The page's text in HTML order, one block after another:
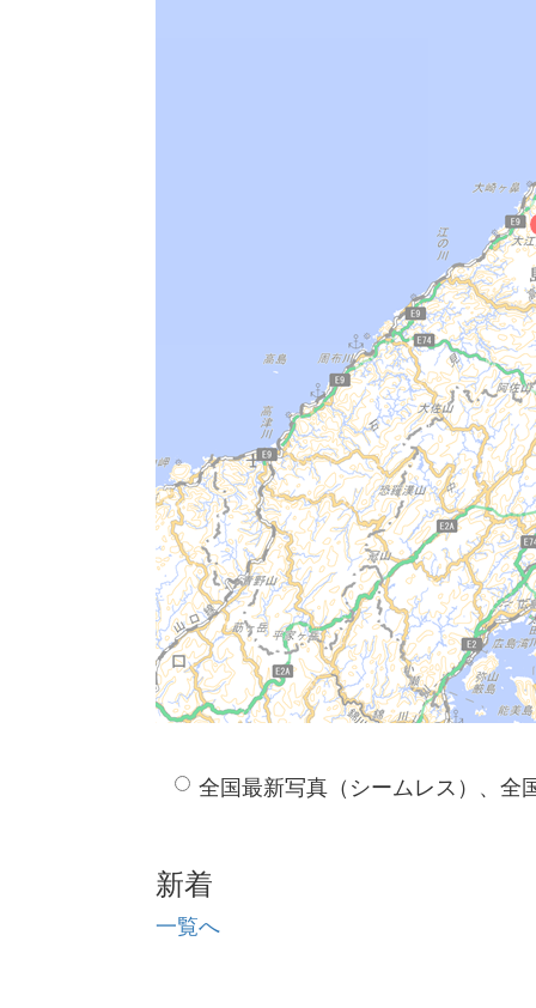
全国最新写真（シームレス）、全
新着
一覧へ